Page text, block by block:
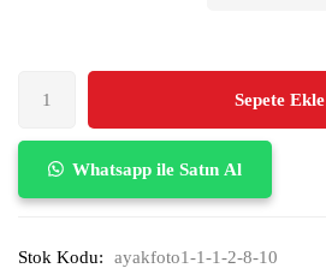
Sepete Ekle
Whatsapp ile Satın Al
Stok Kodu: ayakfoto1-1-1-2-8-10